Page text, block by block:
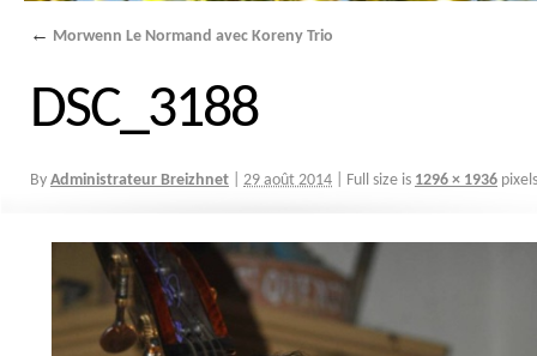
← Morwenn Le Normand avec Koreny Trio
DSC_3188
By Administrateur Breizhnet 29 août 2014 Full size is 1296 × 1936 pixels